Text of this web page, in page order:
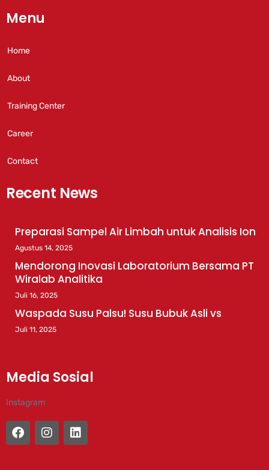
Menu
Home
About
Training Center
Career
Contact
Recent News
Preparasi Sampel Air Limbah untuk Analisis Ion
Agustus 14, 2025
Mendorong Inovasi Laboratorium Bersama PT
Wiralab Analitika
Juli 16, 2025
Waspada Susu Palsu! Susu Bubuk Asli vs
Juli 11, 2025
Media Sosial
Instagram